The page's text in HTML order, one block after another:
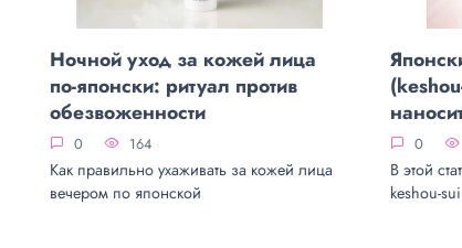
Ночной уход за кожей лица
по-японски: ритуал против
обезвоженности
0 164
Как правильно ухаживать за кожей лица
вечером по японской
0
В этой
keshou-